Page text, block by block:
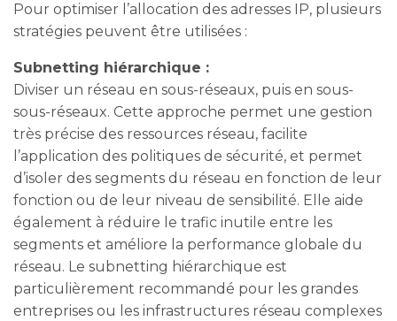
Pour optimiser l’allocation des adresses IP, plusieurs
stratégies peuvent être utilisées :
Subnetting hiérarchique :
Diviser un réseau en sous-réseaux, puis en sous-
sous-réseaux. Cette approche permet une gestion
très précise des ressources réseau, facilite
l’application des politiques de sécurité, et permet
d’isoler des segments du réseau en fonction de leur
fonction ou de leur niveau de sensibilité. Elle aide
également à réduire le trafic inutile entre les
segments et améliore la performance globale du
réseau. Le subnetting hiérarchique est
particulièrement recommandé pour les grandes
entreprises ou les infrastructures réseau complexes